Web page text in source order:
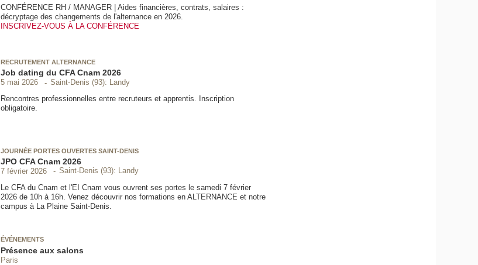
CONFÉRENCE RH / MANAGER | Aides financières, contrats, salaires :
décryptage des changements de l'alternance en 2026.
INSCRIVEZ-VOUS À LA CONFÉRENCE
RECRUTEMENT ALTERNANCE
Job dating du CFA Cnam 2026
5 mai 2026
Saint-Denis (93): Landy
Rencontres professionnelles entre recruteurs et apprentis. Inscription
obligatoire.
JOURNÉE PORTES OUVERTES SAINT-DENIS
JPO CFA Cnam 2026
7 février 2026
Saint-Denis (93): Landy
Le CFA du Cnam et l'EI Cnam vous ouvrent ses portes le samedi 7 février
2026 de 10h à 16h. Venez découvrir nos formations en ALTERNANCE et notre
campus à La Plaine Saint-Denis.
ÉVÉNEMENTS
Présence aux salons
Paris